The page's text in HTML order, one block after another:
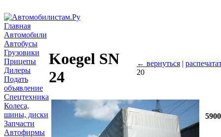
Главная
Автомобили
Автобусы
Грузовики
Прицепы
Дилеры
Подать
объявление
Спецтехника
Колеса,
шины, диски
Запчасти
Автофирмы
Koegel SN
24
← вернуться |
20